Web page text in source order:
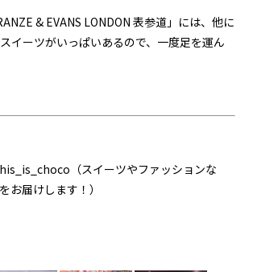
& EVANS LONDON 表参道」には、他に
イーツがいっぱいあるので、一度足を運ん
（スイーツやファッションな
お届けします！）